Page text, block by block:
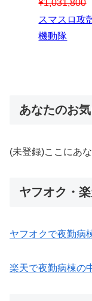
スマスロハ
ビ
あなたのお
(未登録)ここにあ
ヤフオク・
ヤフオクで夜勤病
楽天で夜勤病棟の